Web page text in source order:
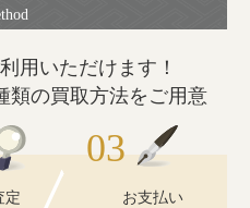
用いただけます！
類の買取方法をご用意
定 お支払い